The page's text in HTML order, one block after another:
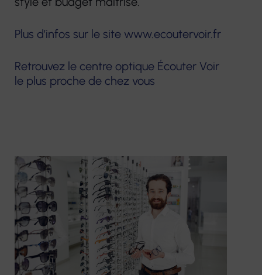
Plus d’infos sur le site www.ecoutervoir.fr
Retrouvez le centre optique Écouter Voir
le plus proche de chez vous